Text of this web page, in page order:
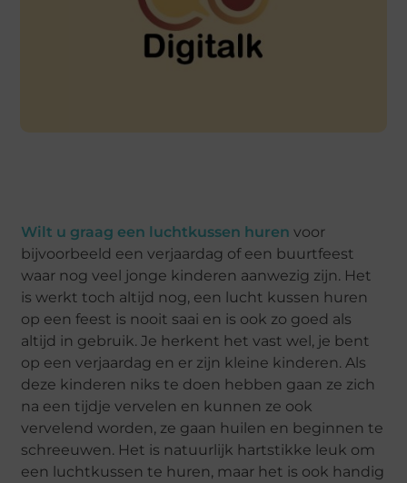
Wilt u graag een luchtkussen huren voor
bijvoorbeeld een verjaardag of een buurtfeest
waar nog veel jonge kinderen aanwezig zijn. Het
is werkt toch altijd nog, een lucht kussen huren
op een feest is nooit saai en is ook zo goed als
altijd in gebruik. Je herkent het vast wel, je bent
op een verjaardag en er zijn kleine kinderen. Als
deze kinderen niks te doen hebben gaan ze zich
na een tijdje vervelen en kunnen ze ook
vervelend worden, ze gaan huilen en beginnen te
schreeuwen. Het is natuurlijk hartstikke leuk om
een luchtkussen te huren, maar het is ook handig